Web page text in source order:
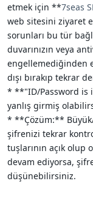
etmek için **7seas
web sitesini ziyaret
sorunları bu tür
duvarınızın veya
engellemediğinden
dışı bırakıp tekrar
* **"ID/Password is
yanlış girmiş
* **Çözüm:**
şifrenizi tekrar
tuşlarının açık olup
devam ediyorsa,
düşünebilirsiniz.